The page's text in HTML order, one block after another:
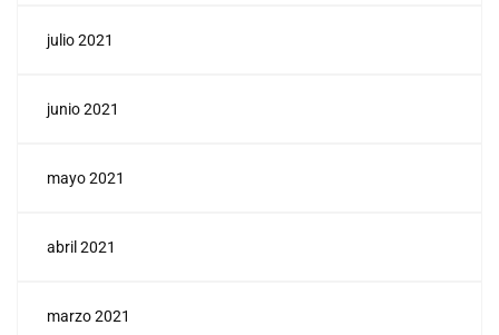
julio 2021
junio 2021
mayo 2021
abril 2021
marzo 2021